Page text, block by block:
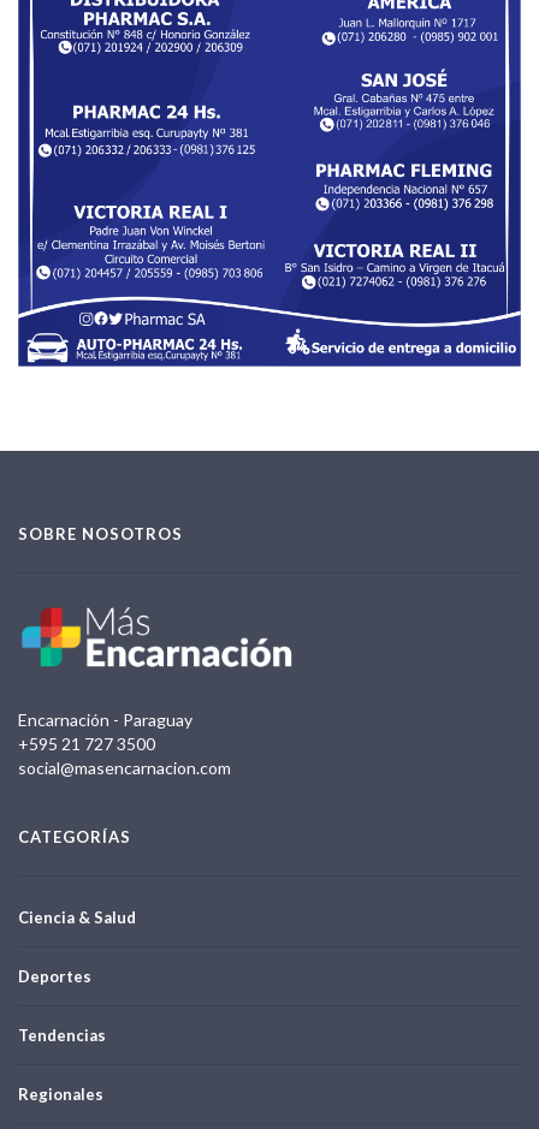
SOBRE NOSOTROS
Encarnación - Paraguay
+595 21 727 3500
social@masencarnacion.com
CATEGORÍAS
Ciencia & Salud
Deportes
Tendencias
Regionales